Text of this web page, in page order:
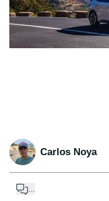
Carlos Noya
...